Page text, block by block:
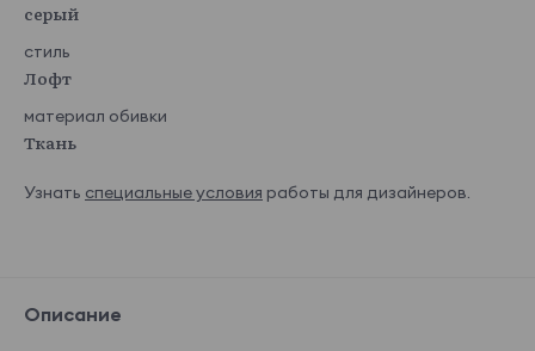
серый
стиль
Лофт
материал обивки
Ткань
Узнать специальные условия работы для дизайнеров.
Описание